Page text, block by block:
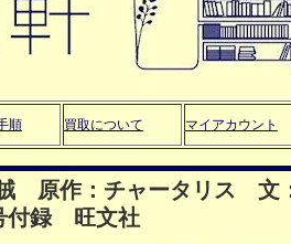
順 買取について マイアカウント
原作：チャータリス
付録 旺文社